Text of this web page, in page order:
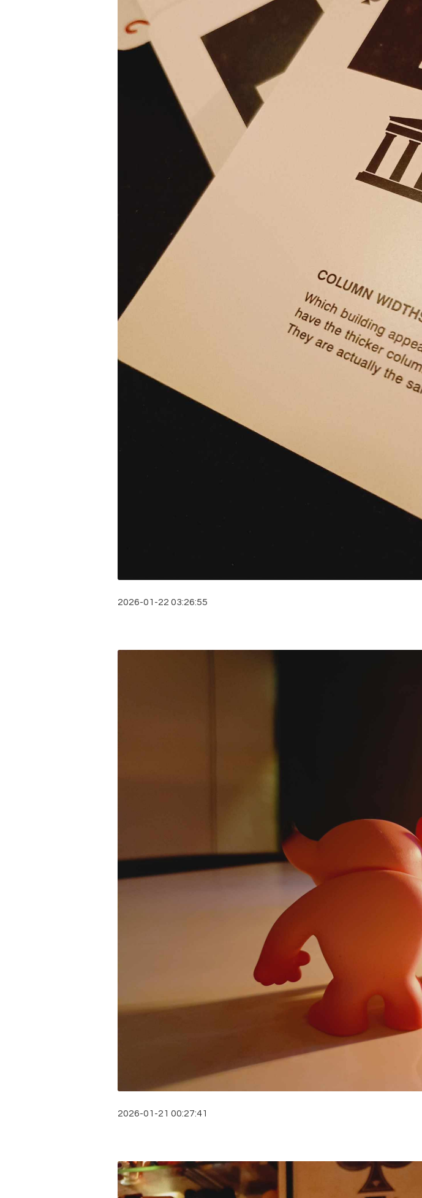
2026-01-22 03:26:55
2026-01-21 00:27:41